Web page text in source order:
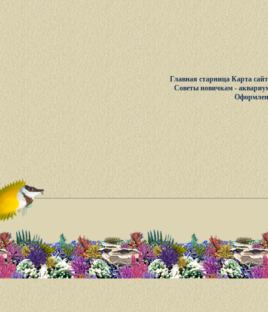
Главная старница Карта
Советы новичкам -